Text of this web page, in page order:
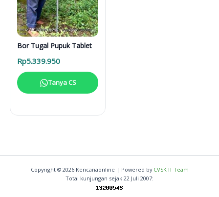
Bor Tugal Pupuk Tablet
Rp5.339.950
Tanya CS
Copyright © 2026 Kencanaonline | Powered by CVSK IT Team
Total kunjungan sejak 22 Juli 2007: